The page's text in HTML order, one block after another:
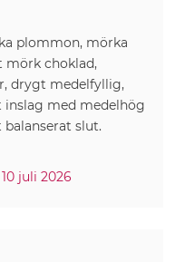
plommon, mörka
mörk choklad,
drygt medelfyllig,
med medelhög
slut.
juli 2026